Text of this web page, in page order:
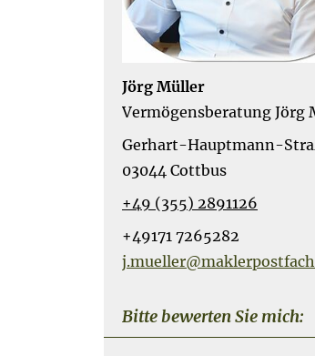
Jörg Müller
Vermögensberatung Jörg
Gerhart-Hauptmann-
03044 Cottbus
+49 (355) 2891126
+49171 7265282
Bitte bewerten Sie mich: